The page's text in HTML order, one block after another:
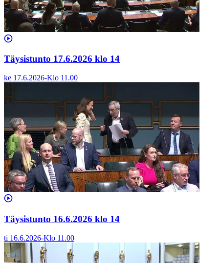
Täysistunto 17.6.2026 klo 14
ke 17.6.2026-Klo 11.00
Täysistunto 16.6.2026 klo 14
ti 16.6.2026-Klo 11.00